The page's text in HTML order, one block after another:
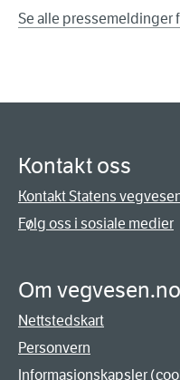
Se alle pressemeldinger
Kontakt oss
Kontakt Statens
Følg oss i sosiale medier
Om vegvesen.no
Nettstedskart
Personvern
Informasjonskapsler